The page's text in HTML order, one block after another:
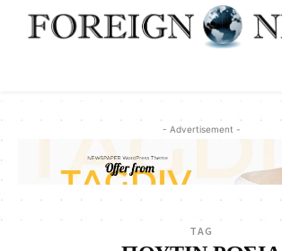
- Advertisement -
TAG